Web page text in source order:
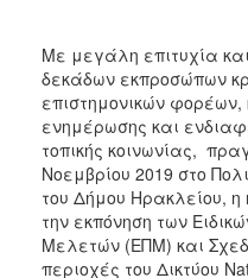
2015
2012
2011
Με μεγάλη επιτυχία
δεκάδων εκπροσώπων
επιστημονικών
ενημέρωσης και
τοπικής κοινωνίας,
Νοεμβρίου 2019 στο
του Δήμου Ηρακλείου,
την εκπόνηση των
Μελετών (ΕΠΜ) και
περιοχές του Δικτύου